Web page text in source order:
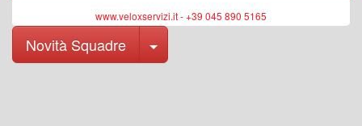
www.veloxservizi.it - +39 045 890 5165
Novità Squadre Toggle Dropdown